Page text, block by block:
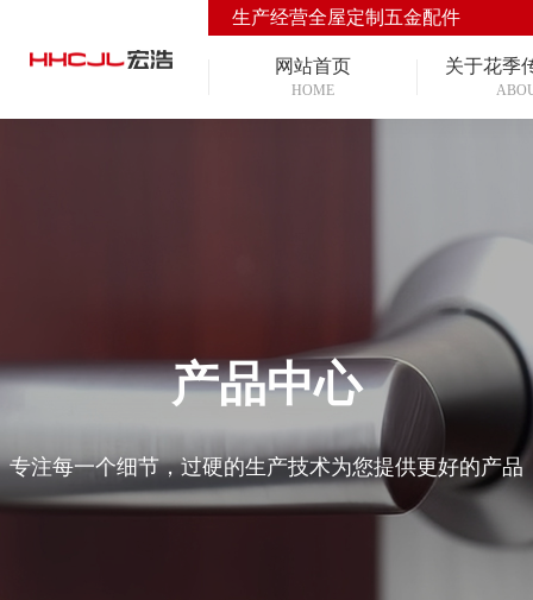
生产经营全屋定制五金配件
网站首页
HOME
关于花季
产品中心
专注每一个细节，过硬的生产技术为您提供更好的产品